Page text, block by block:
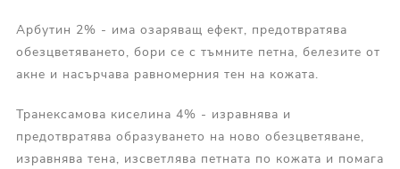
Арбутин 2% - има озаряващ ефект, предотвратява
обезцветяването, бори се с тъмните петна, белезите от
акне и насърчава равномерния тен на кожата.
Транексамова киселина 4% - изравнява и
предотвратява образуването на ново обезцветяване,
изравнява тена, изсветлява петната по кожата и помага